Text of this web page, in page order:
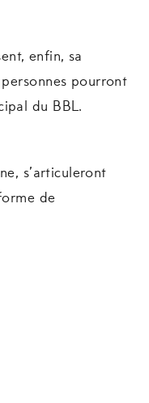
enfin, sa
pourront
du BBL.
s’articuleront
de